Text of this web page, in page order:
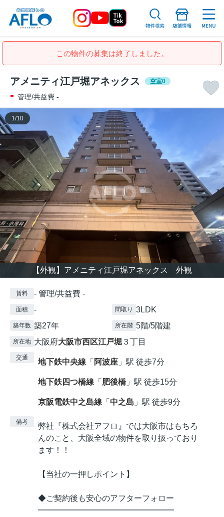
この物件の募集は終了しました。
アメニティ江戸堀アネックス 空室0
- 管理/共益費 -
【外観】アメニティ江戸堀アネックス 外観
1 /10
賃料 - 管理/共益費 -
面積 - 間取り 3LDK
築年数 築27年 所在階 5階/5階建
所在地 大阪府大阪市西区江戸堀 ３丁目
交通 地下鉄中央線 「 阿波座 」駅 徒歩7分
地下鉄四つ橋線 「 肥後橋」駅 徒歩15分
京阪電鉄中之島線 「 中之島 」駅 徒歩9分
備考
弊社『株式会社アフロ』では大阪市はもちろ
んのこと、大阪全域の物件を取り扱っており
ます！！
【当社の一押しポイント】
◆ご契約後も安心のアフターフォロー
━━━━━━━━━━━━━━━━━